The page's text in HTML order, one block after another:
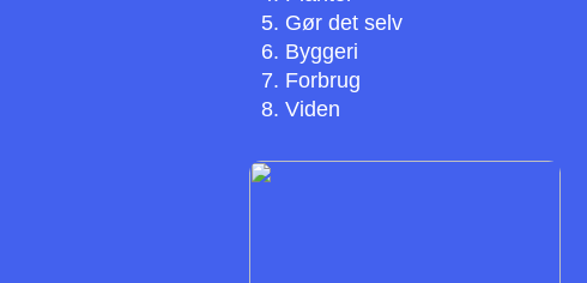
Gør det selv
Byggeri
Forbrug
Viden